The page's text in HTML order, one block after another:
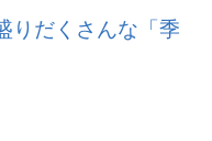
りだくさんな「季